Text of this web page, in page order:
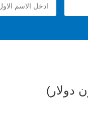
دولار)